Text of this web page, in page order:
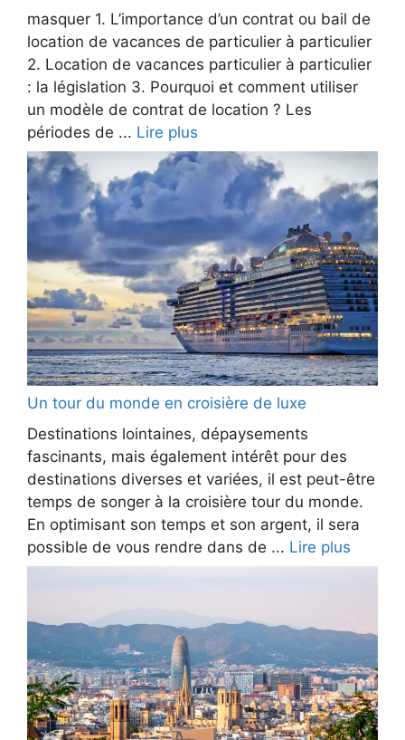
masquer 1. L’importance d’un contrat ou bail de
location de vacances de particulier à particulier
2. Location de vacances particulier à particulier
: la législation 3. Pourquoi et comment utiliser
un modèle de contrat de location ? Les
périodes de ... Lire plus
Un tour du monde en croisière de luxe
Destinations lointaines, dépaysements
fascinants, mais également intérêt pour des
destinations diverses et variées, il est peut-être
temps de songer à la croisière tour du monde.
En optimisant son temps et son argent, il sera
possible de vous rendre dans de ... Lire plus